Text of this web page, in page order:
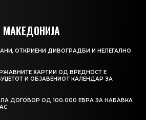
МАКЕДОНИЈА
ОТКРИЕНИ ДИВОГРАДБИ И НЕЛЕГАЛНО
ХАРТИИ ОД ВРЕДНОСТ Е
И ОБЈАВЕНИОТ КАЛЕНДАР ЗА
ДОГОВОР ОД 100.000 ЕВРА ЗА НАБАВКА